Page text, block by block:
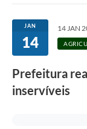
JAN
14
14 JAN
Prefeitura
inservíveis